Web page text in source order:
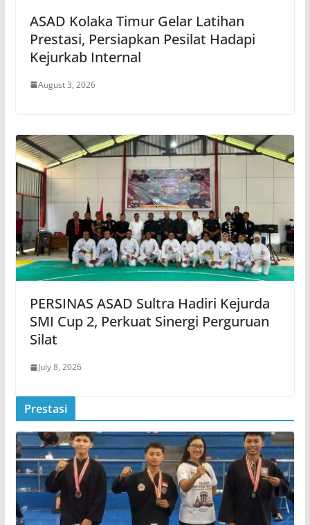
ASAD Kolaka Timur Gelar Latihan
Prestasi, Persiapkan Pesilat Hadapi
Kejurkab Internal
August 3, 2026
PERSINAS ASAD Sultra Hadiri Kejurda
SMI Cup 2, Perkuat Sinergi Perguruan
Silat
July 8, 2026
Prestasi